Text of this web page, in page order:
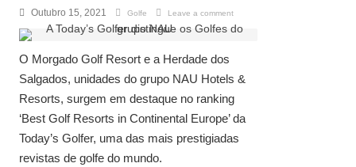
Outubro 15, 2021 Golfe Leave a comment
O Morgado Golf Resort e a Herdade dos
Salgados, unidades do grupo NAU Hotels &
Resorts, surgem em destaque no ranking
‘Best Golf Resorts in Continental Europe’ da
Today’s Golfer, uma das mais prestigiadas
revistas de golfe do mundo.